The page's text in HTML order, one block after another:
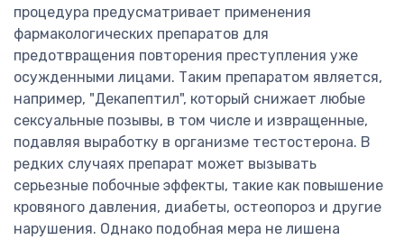
процедура предусматривает применения
фармакологических препаратов для
предотвращения повторения преступления уже
осужденными лицами. Таким препаратом является,
например, "Декапептил", который снижает любые
сексуальные позывы, в том числе и извращенные,
подавляя выработку в организме тестостерона. В
редких случаях препарат может вызывать
серьезные побочные эффекты, такие как повышение
кровяного давления, диабеты, остеопороз и другие
нарушения. Однако подобная мера не лишена